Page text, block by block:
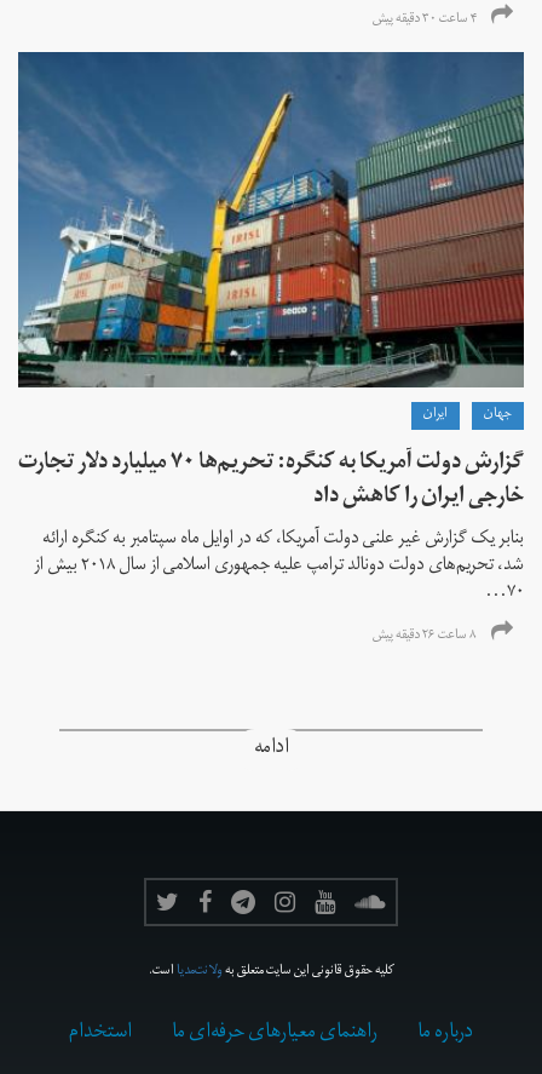
۴ ساعت ۳۰ دقیقه پیش
جهان ايران
گزارش دولت آمریکا به کنگره: تحریم‌ها ۷۰ میلیارد دلار تجارت
خارجی ایران را کاهش داد
بنابر یک گزارش غیر علنی دولت آمریکا، که در اوایل ماه سپتامبر به کنگره ارائه
شد، تحریم‌های دولت دونالد ترامپ علیه جمهوری اسلامی از سال ۲۰۱۸ بیش از
۷۰...
۸ ساعت ۲۶ دقیقه پیش
ادامه
کلیه حقوق قانونی این سایت متعلق بهولانت‌مدیااست.
درباره ما راهنمای معیارهای حرفه‌ای ما
استخدام